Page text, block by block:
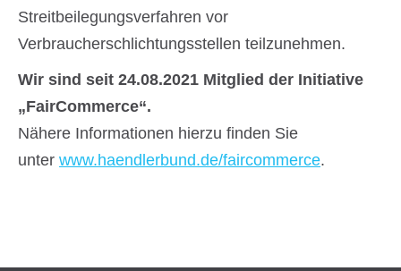
Streitbeilegungsverfahren vor
Verbraucherschlichtungsstellen teilzunehmen.
Wir sind seit 24.08.2021 Mitglied der Initiative
„FairCommerce“.
Nähere Informationen hierzu finden Sie
unter www.haendlerbund.de/faircommerce.